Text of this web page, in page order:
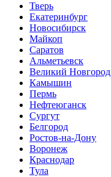
Тверь
Екатеринбург
Новосибирск
Майкоп
Саратов
Альметьевск
Великий Новгород
Камышин
Пермь
Нефтеюганск
Сургут
Белгород
Ростов-на-Дону
Воронеж
Краснодар
Тула